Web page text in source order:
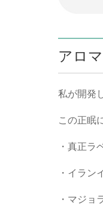
アロ
私が開発
この正眠
・真正ラ
・イラン
・マジョ